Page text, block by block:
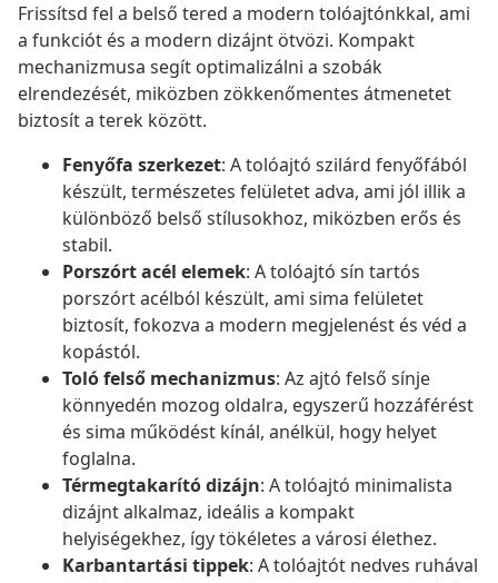
Frissítsd fel a belső tered a modern tolóajtónkkal, ami
a funkciót és a modern dizájnt ötvözi. Kompakt
mechanizmusa segít optimalizálni a szobák
elrendezését, miközben zökkenőmentes átmenetet
biztosít a terek között.
Fenyőfa szerkezet: A tolóajtó szilárd fenyőfából
készült, természetes felületet adva, ami jól illik a
különböző belső stílusokhoz, miközben erős és
stabil.
Porszórt acél elemek: A tolóajtó sín tartós
porszórt acélból készült, ami sima felületet
biztosít, fokozva a modern megjelenést és véd a
kopástól.
Toló felső mechanizmus: Az ajtó felső sínje
könnyedén mozog oldalra, egyszerű hozzáférést
és sima működést kínál, anélkül, hogy helyet
foglalna.
Térmegtakarító dizájn: A tolóajtó minimalista
dizájnt alkalmaz, ideális a kompakt
helyiségekhez, így tökéletes a városi élethez.
Karbantartási tippek: A tolóajtót nedves ruhával